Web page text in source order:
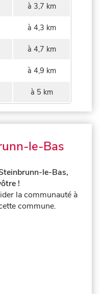
à 3,7 km
à 4,3 km
à 4,7 km
à 4,9 km
à 5 km
le-Bas
le-Bas,
!
la communauté à
commune.